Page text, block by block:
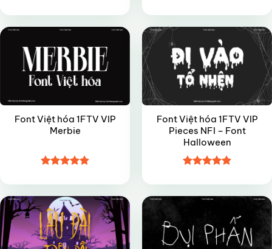
hạng4.45
5 sao
hạng4.35
5 sao
Font Việt hóa 1FTV VIP
Merbie
hạng4.85
5 sao
Font Việt hóa 1FTV VIP
Pieces NFI – Font
Halloween
hạng4.95
sao